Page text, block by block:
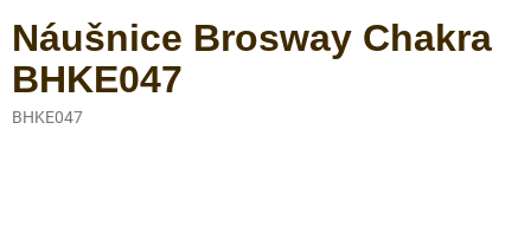
Náušnice Brosway Chakra
BHKE047
BHKE047